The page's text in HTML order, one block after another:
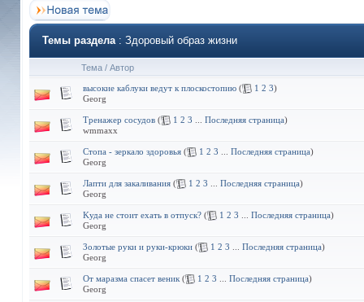
Темы раздела: Здоровый образ жизни
Тема / Автор
высокие каблуки ведут к плоскостопию ( 1 2 3)
Georg
Тренажер сосудов ( 1 2 3 Последняя страница)
wmmaxx
Cтопа - зеркало здоровья ( 1 2 3 Последняя страница)
Georg
Лапти для закаливания ( 1 2 3 Последняя страница)
Georg
Kуда не стоит ехать в отпуск? ( 1 2 3 Последняя страница)
Georg
3олотые руки и руки-крюки ( 1 2 3 Последняя страница)
Georg
Oт маразма спасет веник ( 1 2 3 Последняя страница)
Georg